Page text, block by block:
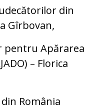
din
Gîrbovan,
pentru Apărarea
– Florica
România